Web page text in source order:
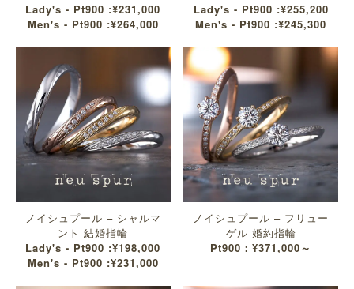
Lady's - Pt900 :¥231,000
Men's - Pt900 :¥264,000
Lady's - Pt900 :¥255,200
Men's - Pt900 :¥245,300
ノイシュプール – シャルマ
ント 結婚指輪
Lady's - Pt900 :¥198,000
Men's - Pt900 :¥231,000
ノイシュプール – フリュー
ゲル 婚約指輪
Pt900：¥371,000～